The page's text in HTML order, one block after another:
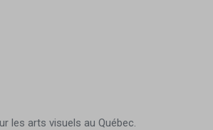
les arts visuels au Québec.